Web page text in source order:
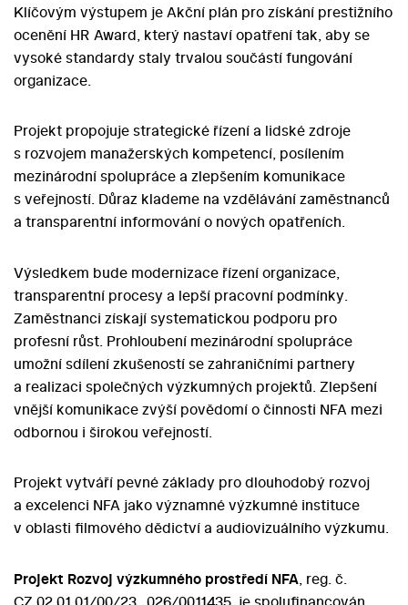
Klíčovým výstupem je Akční plán pro získání prestižního
ocenění HR Award, který nastaví opatření tak, aby se
vysoké standardy staly trvalou součástí fungování
organizace.
Projekt propojuje strategické řízení a lidské zdroje
s rozvojem manažerských kompetencí, posílením
mezinárodní spolupráce a zlepšením komunikace
s veřejností. Důraz klademe na vzdělávání zaměstnanců
a transparentní informování o nových opatřeních.
Výsledkem bude modernizace řízení organizace,
transparentní procesy a lepší pracovní podmínky.
Zaměstnanci získají systematickou podporu pro
profesní růst. Prohloubení mezinárodní spolupráce
umožní sdílení zkušeností se zahraničními partnery
a realizaci společných výzkumných projektů. Zlepšení
vnější komunikace zvýší povědomí o činnosti NFA mezi
odbornou i širokou veřejností.
Projekt vytváří pevné základy pro dlouhodobý rozvoj
a excelenci NFA jako významné výzkumné instituce
v oblasti filmového dědictví a audiovizuálního výzkumu.
Projekt Rozvoj výzkumného prostředí NFA, reg. č.